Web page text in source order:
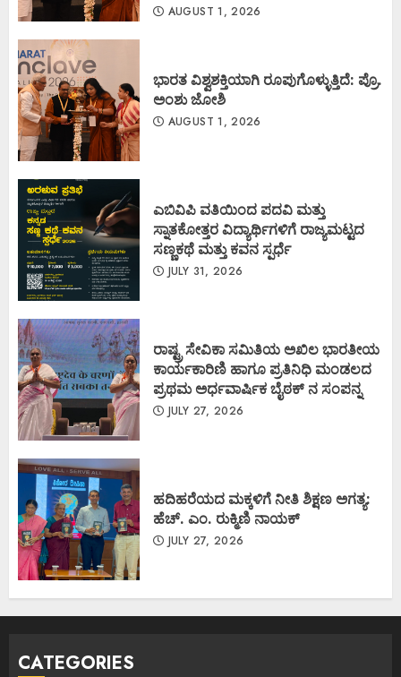
AUGUST 1, 2026
ಭಾರತ ವಿಶ್ವಶಕ್ತಿಯಾಗಿ ರೂಪುಗೊಳ್ಳುತ್ತಿದೆ: ಪ್ರೊ.
ಅಂಶು ಜೋಶಿ
AUGUST 1, 2026
ಎಬಿವಿಪಿ ವತಿಯಿಂದ ಪದವಿ ಮತ್ತು
ಸ್ನಾತಕೋತ್ತರ ವಿದ್ಯಾರ್ಥಿಗಳಿಗೆ ರಾಜ್ಯಮಟ್ಟದ
ಸಣ್ಣಕಥೆ ಮತ್ತು ಕವನ ಸ್ಪರ್ಧೆ
JULY 31, 2026
ರಾಷ್ಟ್ರ ಸೇವಿಕಾ ಸಮಿತಿಯ ಅಖಿಲ ಭಾರತೀಯ
ಕಾರ್ಯಕಾರಿಣಿ ಹಾಗೂ ಪ್ರತಿನಿಧಿ ಮಂಡಲದ
ಪ್ರಥಮ ಅರ್ಧವಾರ್ಷಿಕ ಬೈಠಕ್ ನ ಸಂಪನ್ನ
JULY 27, 2026
ಹದಿಹರೆಯದ ಮಕ್ಕಳಿಗೆ ನೀತಿ ಶಿಕ್ಷಣ ಅಗತ್ಯ:
ಹೆಚ್. ಎಂ. ರುಕ್ಮಿಣಿ ನಾಯಕ್
JULY 27, 2026
CATEGORIES